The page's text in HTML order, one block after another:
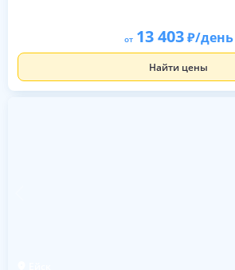
от 13 403 /день
Найти цены